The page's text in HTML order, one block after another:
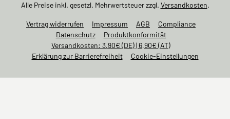
Alle Preise inkl. gesetzl. Mehrwertsteuer zzgl. Versandkosten.
Vertrag widerrufen Impressum AGB
Compliance
Datenschutz
Produktkonformität
Versandkosten: 3,90€ (DE) | 6,90€ (AT)
Erklärung zur Barrierefreiheit
Cookie-Einstellungen